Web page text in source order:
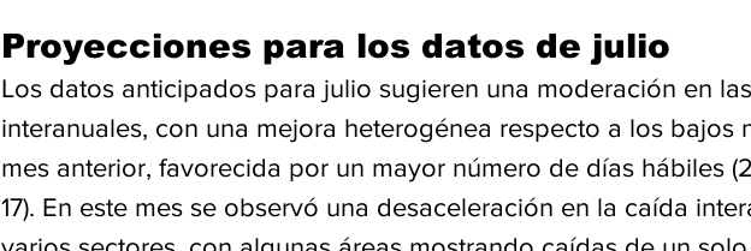
Proyecciones para los datos de julio
Los datos anticipados para julio sugieren una moderación en
interanuales, con una mejora heterogénea respecto a los bajos
mes anterior, favorecida por un mayor número de días hábiles
17). En este mes se observó una desaceleración en la caída